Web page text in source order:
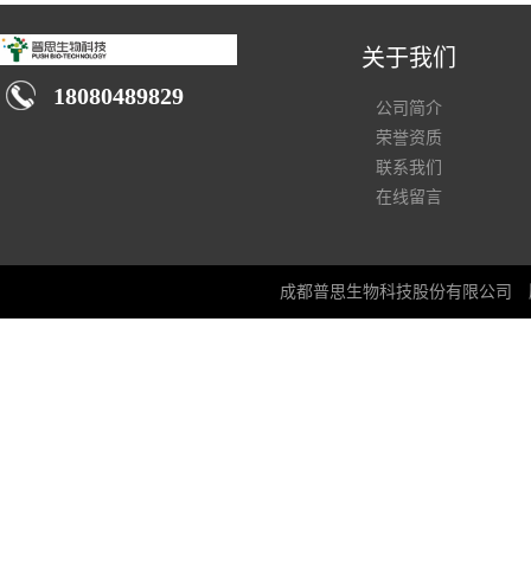
18080489829
关于我们
公司简介
荣誉资质
联系我们
在线留言
成都普思生物科技股份有限公司